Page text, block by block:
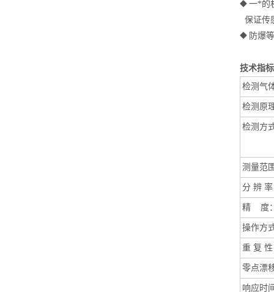
◆ 一*的
保证传
◆ 防爆
技术
检测气
检测原
检测方
测量范
分 辨
精度
操作方
重复 性
零点漂
响应时